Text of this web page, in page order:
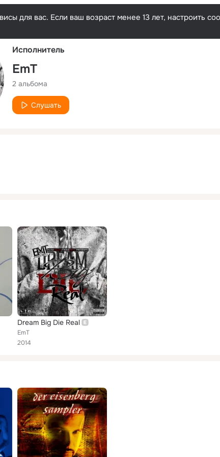
для вас. Если ваш возраст менее 13 лет, настроить
Исполнитель
EmT
2 альбома
Слушать
Dream Big Die Real
EmT
2014